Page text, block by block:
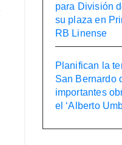
para División
su plaza en
RB Linense
Planifican la
San Bernardo
importantes
el ‘Alberto